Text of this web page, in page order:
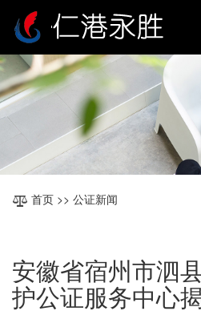
首页 >> 公证新闻
安徽省宿州市泗
护公证服务中心